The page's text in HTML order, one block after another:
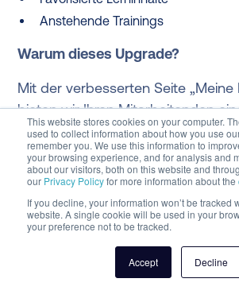
This website stores cookies on your computer.
used to collect information about how you use
remember you. We use this information to
your browsing experience, and for analysis and
about our visitors, both on this website and
our Privacy Policyfor more information about the
If you decline, your information won’t be tracked
website. A single cookie will be used in your
your preference not to be tracked.
Accept Decline
Anstehende Trainings
Warum dieses Upgrade?
Mit der verbesserten Seite „Meine
bieten wir Ihren Mitarbeitenden
attraktive und vollständige
Lernweg. So können Sie noch
Akademie herausholen – und